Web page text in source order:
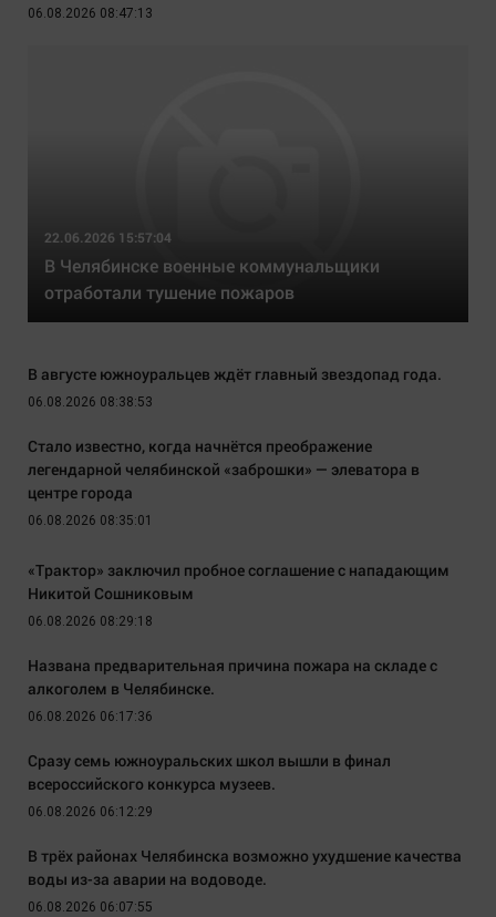
06.08.2026 08:47:13
22.06.2026 15:57:04
В Челябинске военные коммунальщики
отработали тушение пожаров
В августе южноуральцев ждёт главный звездопад года.
06.08.2026 08:38:53
Стало известно, когда начнётся преображение
легендарной челябинской «заброшки» — элеватора в
центре города
06.08.2026 08:35:01
«Трактор» заключил пробное соглашение с нападающим
Никитой Сошниковым
06.08.2026 08:29:18
Названа предварительная причина пожара на складе с
алкоголем в Челябинске.
06.08.2026 06:17:36
Сразу семь южноуральских школ вышли в финал
всероссийского конкурса музеев.
06.08.2026 06:12:29
В трёх районах Челябинска возможно ухудшение качества
воды из-за аварии на водоводе.
06.08.2026 06:07:55